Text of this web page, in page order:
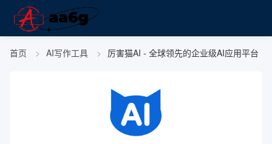
首页 AI写作工具 厉害猫AI - 全球领先的企业级AI应用平台